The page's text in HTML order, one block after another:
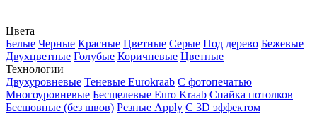
Цвета
Белые Черные Красные Цветные Серые Под дерево Бежевые
Двухцветные Голубые Коричневые Цветные
Технологии
Двухуровневые Теневые Еurokraab С фотопечатью
Многоуровневые Бесщелевые Euro Kraab Спайка потолков
Бесшовные (без швов) Резные Apply С 3D эффектом